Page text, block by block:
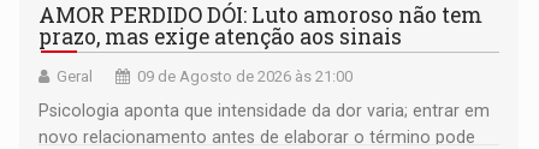
AMOR PERDIDO DÓI: Luto amoroso não tem
prazo, mas exige atenção aos sinais
Geral 09 de Agosto de 2026 às 21:00
Psicologia aponta que intensidade da dor varia; entrar em
novo relacionamento antes de elaborar o término pode